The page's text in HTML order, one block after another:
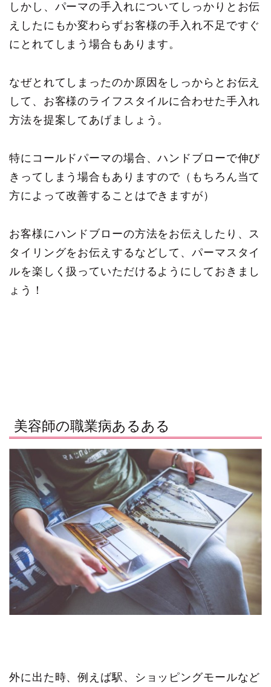
しかし、パーマの手入れについてしっかりとお伝
えしたにもか変わらずお客様の手入れ不足ですぐ
にとれてしまう場合もあります。
なぜとれてしまったのか原因をしっからとお伝え
して、お客様のライフスタイルに合わせた手入れ
方法を提案してあげましょう。
特にコールドパーマの場合、ハンドブローで伸び
きってしまう場合もありますので（もちろん当て
方によって改善することはできますが）
お客様にハンドブローの方法をお伝えしたり、ス
タイリングをお伝えするなどして、パーマスタイ
ルを楽しく扱っていただけるようにしておきまし
ょう！
美容師の職業病あるある
外に出た時、例えば駅、ショッピングモールなど